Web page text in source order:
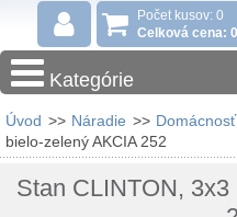
Počet kusov: 0
Celková cena:
Kategórie
Úvod >> Náradie >> Domácnosť
bielo-zelený AKCIA 252
Stan CLINTON,